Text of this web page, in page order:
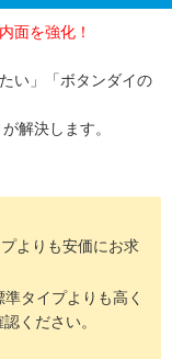
面を強化！
い」「ボタンダイの
が解決します。
い硬度向上を実現！
状・カス上がり対策
ことで摩擦係数が下
ダイ＆パンチへの適
さい。）
よりも安価にお求
タイプよりも高く
ください。